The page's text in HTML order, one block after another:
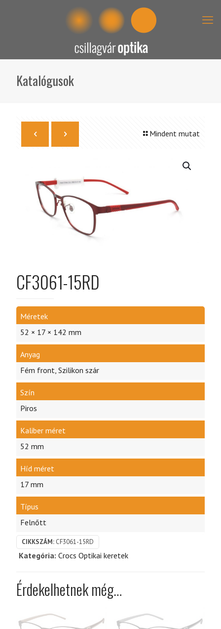
Katalógusok
Mindent mutat
CF3061-15RD
Méretek
52 × 17 × 142 mm
Anyag
Fém front, Szilikon szár
Szín
Piros
Kaliber méret
52 mm
Híd méret
17 mm
Típus
Felnőtt
CIKKSZÁM: CF3061-15RD
Kategória: Crocs Optikai keretek
Érdekelhetnek még…